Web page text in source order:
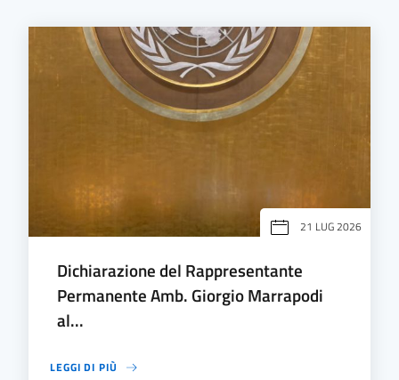
21 LUG 2026
Dichiarazione del Rappresentante
Permanente Amb. Giorgio Marrapodi
al...
LEGGI DI PIÙ